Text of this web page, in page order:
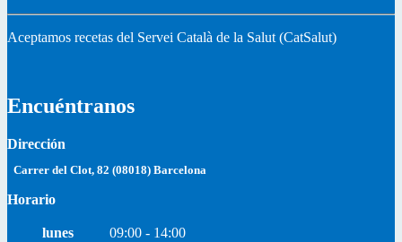
Aceptamos recetas del Servei Català de la Salut (CatSalut)
Encuéntranos
Dirección
Carrer del Clot, 82 (08018) Barcelona
Horario
lunes
09:00 - 14:00